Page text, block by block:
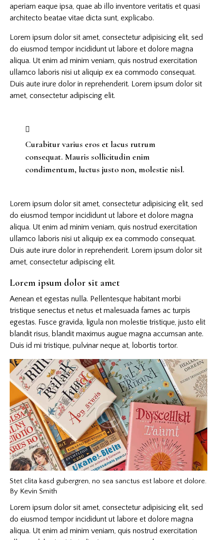
aperiam eaque ipsa, quae ab illo inventore veritatis et quasi
architecto beatae vitae dicta sunt, explicabo.
Lorem ipsum dolor sit amet, consectetur adipisicing elit, sed
do eiusmod tempor incididunt ut labore et dolore magna
aliqua. Ut enim ad minim veniam, quis nostrud exercitation
ullamco laboris nisi ut aliquip ex ea commodo consequat.
Duis aute irure dolor in reprehenderit. Lorem ipsum dolor sit
amet, consectetur adipiscing elit.
Curabitur varius eros et lacus rutrum
consequat. Mauris sollicitudin enim
condimentum, luctus justo non, molestie nisl.
Lorem ipsum dolor sit amet, consectetur adipisicing elit, sed
do eiusmod tempor incididunt ut labore et dolore magna
aliqua. Ut enim ad minim veniam, quis nostrud exercitation
ullamco laboris nisi ut aliquip ex ea commodo consequat.
Duis aute irure dolor in reprehenderit. Lorem ipsum dolor sit
amet, consectetur adipiscing elit.
Lorem ipsum dolor sit amet
Aenean et egestas nulla. Pellentesque habitant morbi
tristique senectus et netus et malesuada fames ac turpis
egestas. Fusce gravida, ligula non molestie tristique, justo elit
blandit risus, blandit maximus augue magna accumsan ante.
Duis id mi tristique, pulvinar neque at, lobortis tortor.
Stet clita kasd gubergren, no sea sanctus est labore et dolore.
By Kevin Smith
Lorem ipsum dolor sit amet, consectetur adipisicing elit, sed
do eiusmod tempor incididunt ut labore et dolore magna
aliqua. Ut enim ad minim veniam, quis nostrud exercitation